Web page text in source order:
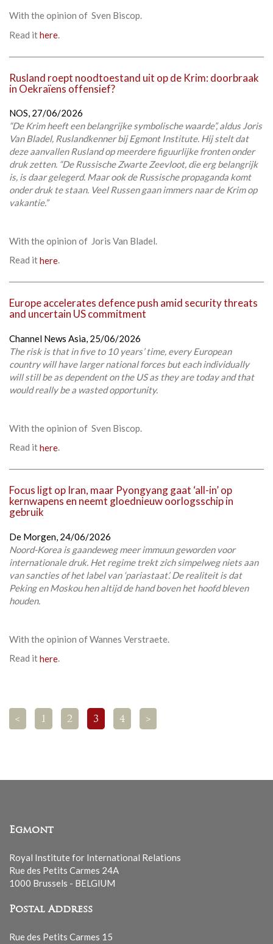
With the opinion of Sven Biscop.
Read ithere
Rusland roept noodtoestand uit op de Krim: doorbraak
in Oekraïens offensief?
NOS, 27/06/2026
“De Krim heeft een belangrijke symbolische waarde”, aldus Joris
Van Bladel, Ruslandkenner bij Egmont Institute. Hij stelt dat
deze aanvallen Rusland op meerdere figuurlijke fronten onder
druk zetten. “De Russische Zwarte Zeevloot, die erg belangrijk
is, is daar gelegerd. Maar ook de Russische propaganda komt
onder druk te staan. Veel Russen gaan immers naar de Krim op
vakantie.”
With the opinion of Joris Van Bladel.
Read ithere.
Europe accelerates defence push amid security threats
and uncertain US commitment
Channel News Asia, 25/06/2026
The risk is that in five to 10 years’ time, every European
country will have larger national forces but each individually
will still be as dependent on the US as they are today and that
would really be a wasted opportunity.
With the opinion of Sven Biscop.
Read ithere.
Focus ligt op Iran, maar Pyongyang gaat ‘all-in’ op
kernwapens en neemt gloednieuw oorlogsschip in
gebruik
De Morgen, 24/06/2026
Noord-Korea is gaandeweg meer immuun geworden voor
internationale druk. Het regime trekt zich simpelweg niets aan
van sancties of het label van ‘pariastaat’. De realiteit is dat
Peking en Moskou hen altijd de hand boven het hoofd bleven
houden.
With the opinion of Wannes Verstraete.
Read ithere.
< 1 2 3 4 >
Egmont
Royal Institute for International Relations
Rue des Petits Carmes 24A
1000 Brussels - BELGIUM
Postal Address
Rue des Petits Carmes 15